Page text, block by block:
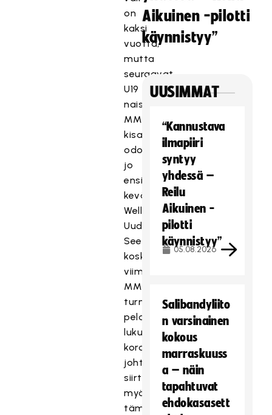
on
kaksi
vuotta,
mutta
seuraavat
U19
naisten
MM-
kisat
odottavat
jo
ensi
keväänä
Wellingtonissa,
Uudessa-
Seelannissa,
koska
viimeisin
MM-
turnaus
pelattiin
lukuisten
koronapandemiasta
johtuvien
siirtojen
myötä
tämän
Aikuinen -pilotti
käynnistyy”
UUSIMMAT
“Kannustava
ilmapiiri
syntyy
yhdessä –
Reilu
Aikuinen -
pilotti
käynnistyy”
05.08.2026
Salibandyliito
n varsinainen
kokous
marraskuuss
a – näin
tapahtuvat
ehdokasasett